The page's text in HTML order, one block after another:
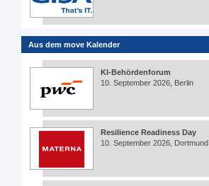
Aus dem move Kalender
KI-Behördenforum
10. September 2026, Berlin
Resilience Readiness Day
10. September 2026, Dortmund